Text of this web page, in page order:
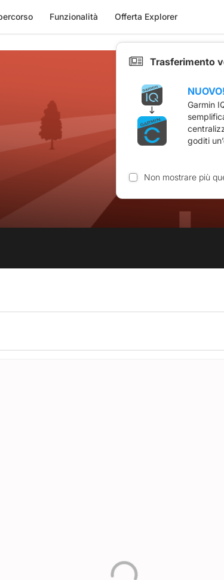
Funzionalità Offerta Explorer
Trasferimento
NUOVO!
Garmin
goditi
Non mostrare più